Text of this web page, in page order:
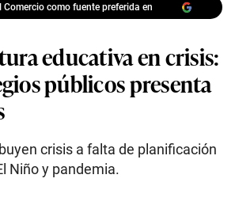
Comercio como fuente preferida en
educativa en crisis:
públicos presenta
crisis a falta de planificación
Niño y pandemia.